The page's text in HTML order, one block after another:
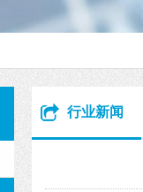
行业新闻